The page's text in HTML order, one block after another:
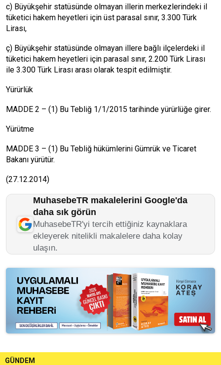
c) Büyükşehir statüsünde olmayan illerin merkezlerindeki il
tüketici hakem heyetleri için üst parasal sınır, 3.300 Türk
Lirası,
ç) Büyükşehir statüsünde olmayan illere bağlı ilçelerdeki il
tüketici hakem heyetleri için parasal sınır, 2.200 Türk Lirası
ile 3.300 Türk Lirası arası olarak tespit edilmiştir.
Yürürlük
MADDE 2 – (1) Bu Tebliğ 1/1/2015 tarihinde yürürlüğe girer.
Yürütme
MADDE 3 – (1) Bu Tebliğ hükümlerini Gümrük ve Ticaret
Bakanı yürütür.
(27.12.2014)
MuhasebeTR makalelerini Google'da
daha sık görün
MuhasebeTR'yi tercih ettiğiniz kaynaklara
ekleyerek nitelikli makalelere daha kolay
ulaşın.
GÜNDEM